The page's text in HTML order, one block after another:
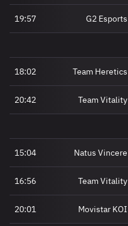
19:57 G2 Esports
18:02 Team Heretics
20:42 Team Vitality
15:04 Natus Vincere
16:56 Team Vitality
20:01 Movistar KOI